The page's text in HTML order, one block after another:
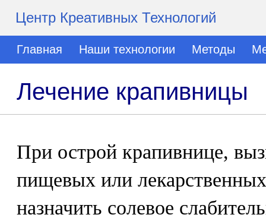
Центр Креативных Технологий
Главная Наши технологии Методы
Лечение крапивницы
При острой крапивнице,
пищевых или
назначить солевое